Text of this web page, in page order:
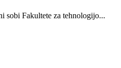
sobi Fakultete za tehnologijo...